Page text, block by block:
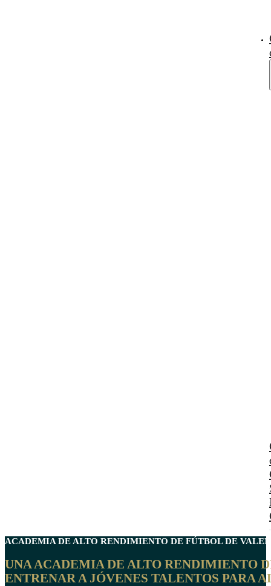
ACADEMIA DE ALTO RENDIMIENTO DE FÚTBOL DE
UNA ACADEMIA DE ALTO RENDIMIENTO
ENTRENAR A JÓVENES TALENTOS PARA